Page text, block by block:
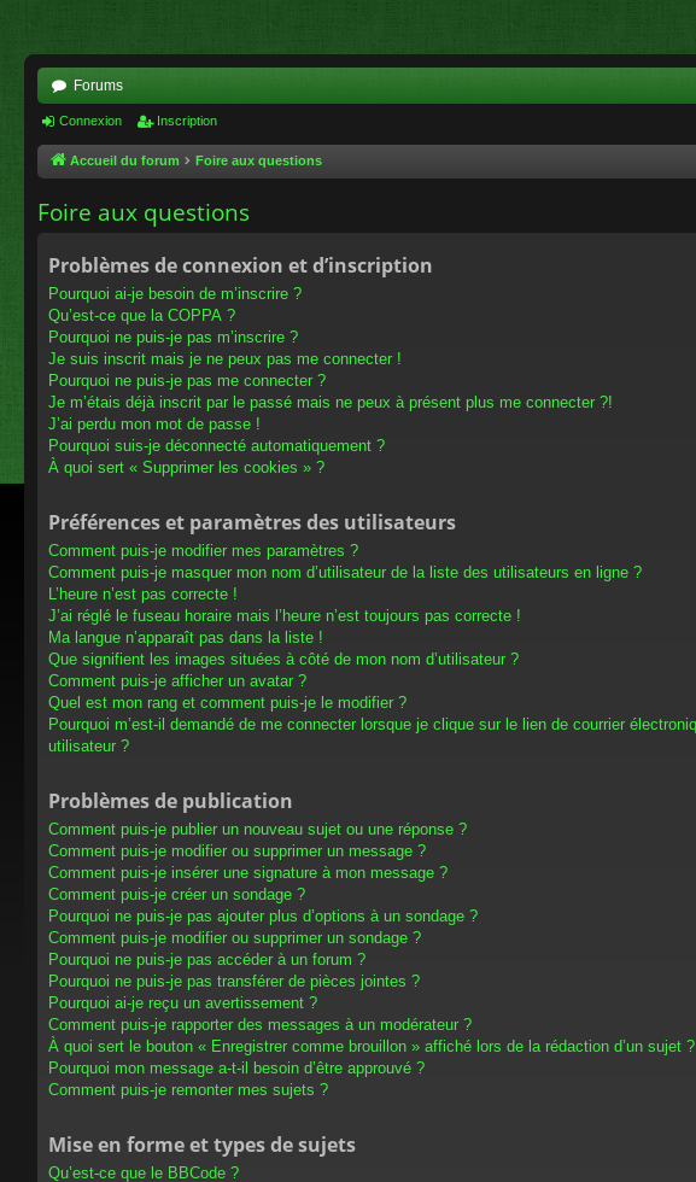
Forums
Connexion Inscription
Accueil du forum Foire aux questions
Foire aux questions
Problèmes de connexion et d’inscription
Pourquoi ai-je besoin de m’inscrire ?
Qu’est-ce que la COPPA ?
Pourquoi ne puis-je pas m’inscrire ?
Je suis inscrit mais je ne peux pas me connecter !
Pourquoi ne puis-je pas me connecter ?
Je m’étais déjà inscrit par le passé mais ne peux à présent plus me connecter ?!
J’ai perdu mon mot de passe !
Pourquoi suis-je déconnecté automatiquement ?
À quoi sert « Supprimer les cookies » ?
Préférences et paramètres des utilisateurs
Comment puis-je modifier mes paramètres ?
Comment puis-je masquer mon nom d’utilisateur de la liste des utilisateurs en ligne ?
L’heure n’est pas correcte !
J’ai réglé le fuseau horaire mais l’heure n’est toujours pas correcte !
Ma langue n’apparaît pas dans la liste !
Que signifient les images situées à côté de mon nom d’utilisateur ?
Comment puis-je afficher un avatar ?
Quel est mon rang et comment puis-je le modifier ?
Pourquoi m’est-il demandé de me connecter lorsque je clique sur le lien de courrier
utilisateur ?
Problèmes de publication
Comment puis-je publier un nouveau sujet ou une réponse ?
Comment puis-je modifier ou supprimer un message ?
Comment puis-je insérer une signature à mon message ?
Comment puis-je créer un sondage ?
Pourquoi ne puis-je pas ajouter plus d’options à un sondage ?
Comment puis-je modifier ou supprimer un sondage ?
Pourquoi ne puis-je pas accéder à un forum ?
Pourquoi ne puis-je pas transférer de pièces jointes ?
Pourquoi ai-je reçu un avertissement ?
Comment puis-je rapporter des messages à un modérateur ?
À quoi sert le bouton « Enregistrer comme brouillon » affiché lors de la rédaction d’un sujet ?
Pourquoi mon message a-t-il besoin d’être approuvé ?
Comment puis-je remonter mes sujets ?
Mise en forme et types de sujets
Qu’est-ce que le BBCode ?